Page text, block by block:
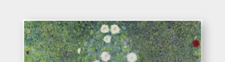
desde
308€
hasta